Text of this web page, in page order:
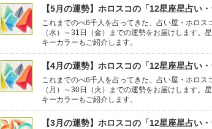
【5月の運勢】ホロスコの「12星座星占い
これまでのべ6千人を占ってきた、占い屋・ホロ
（水）～31日（金）までの運勢をお届けします。
キーカラーもご紹介します。
【4月の運勢】ホロスコの「12星座星占い
これまでのべ6千人を占ってきた、占い屋・ホロ
（月）～30日（火）までの運勢をお届けします。
キーカラーもご紹介します。
【3月の運勢】ホロスコの「12星座星占い